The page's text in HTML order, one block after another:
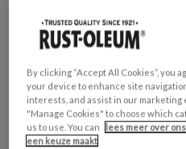
Productveiligheid
Waarschuwing
veroorzaken.
H412 - Schadelijk
organismen, met
By clicking “Accept All Cookies”, you
your device to enhance site
interests, and assist in our
"Manage Cookies" to choose which
us to use. You can
lees meer over
een keuze maakt